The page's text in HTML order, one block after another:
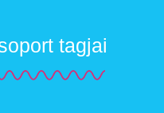
tagjai